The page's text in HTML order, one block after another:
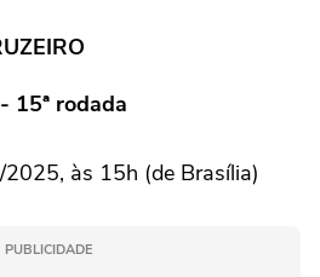
15ª rodada
às 15h (de Brasília)
PUBLICIDADE